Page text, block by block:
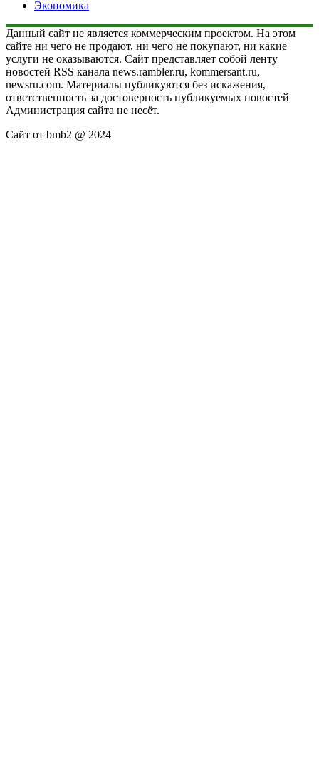
Экономика
Данный сайт не является коммерческим проектом. На этом
сайте ни чего не продают, ни чего не покупают, ни какие
услуги не оказываются. Сайт представляет собой ленту
новостей RSS канала news.rambler.ru, kommersant.ru,
newsru.com. Материалы публикуются без искажения,
ответственность за достоверность публикуемых новостей
Администрация сайта не несёт.
Сайт от bmb2 @ 2024